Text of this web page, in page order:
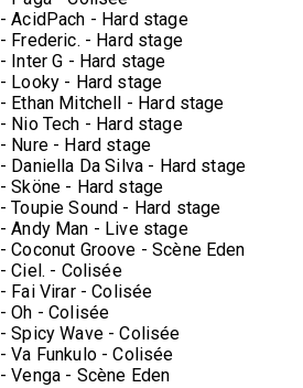
- AcidPach - Hard stage
- Frederic. - Hard stage
- Inter G - Hard stage
- Looky - Hard stage
- Ethan Mitchell - Hard stage
- Nio Tech - Hard stage
- Nure - Hard stage
- Daniella Da Silva - Hard stage
- Sköne - Hard stage
- Toupie Sound - Hard stage
- Andy Man - Live stage
- Coconut Groove - Scène Eden
- Ciel. - Colisée
- Fai Virar - Colisée
- Oh - Colisée
- Spicy Wave - Colisée
- Va Funkulo - Colisée
- Venga - Scène Eden